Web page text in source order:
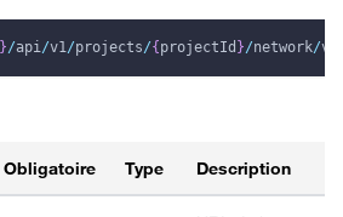
}/api/v1/projects/{ projectId }/network/
Obligatoire Type Description